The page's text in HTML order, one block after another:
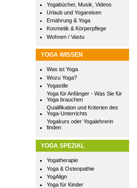
Yogabücher, Musik, Videos
Urlaub und Yogareisen
Ernährung & Yoga
Kosmetik & Körperpflege
Wohnen / Vastu
YOGA WISSEN
Was ist Yoga
Wozu Yoga?
Yogastile
Yoga für Anfänger - Was Sie für
Yoga brauchen
Qualifikation und Kriterien des
Yoga-Unterrichts
Yogakurs oder Yogalehrerin
finden
YOGA SPEZIAL
Yogatherapie
Yoga & Osteopathie
YogAlign
Yoga für Kinder